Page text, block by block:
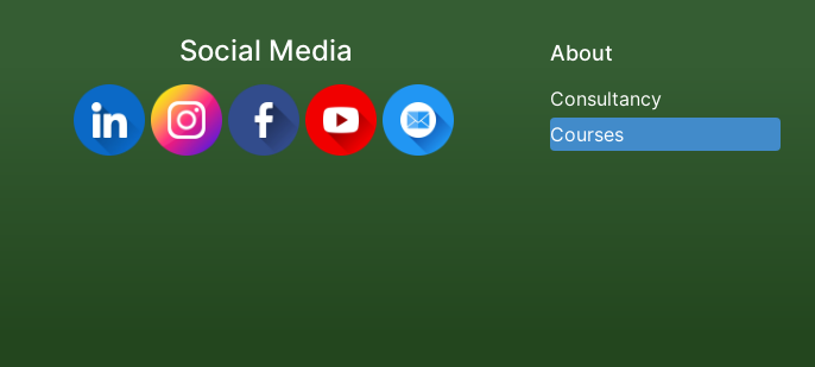
Social Media About
Consultancy
Courses